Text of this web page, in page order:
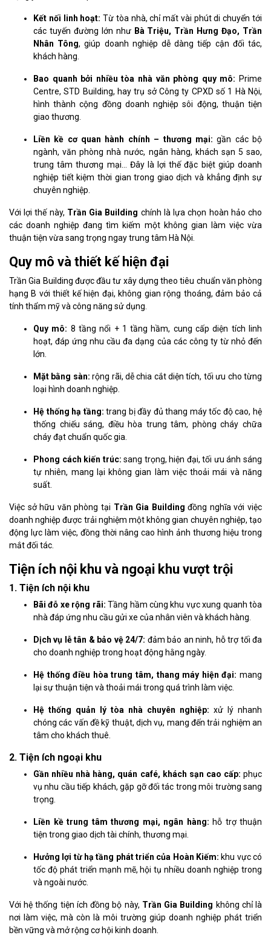
Kết nối linh hoạt: Từ tòa nhà, chỉ mất vài phút di chuyển tới
các tuyến đường lớn như Bà Triệu, Trần Hưng Đạo, Trần
Nhân Tông, giúp doanh nghiệp dễ dàng tiếp cận đối tác,
khách hàng.
Bao quanh bởi nhiều tòa nhà văn phòng quy mô: Prime
Centre, STD Building, hay trụ sở Công ty CPXD số 1 Hà Nội,
hình thành cộng đồng doanh nghiệp sôi động, thuận tiện
giao thương.
Liền kề cơ quan hành chính – thương mại: gần các bộ
ngành, văn phòng nhà nước, ngân hàng, khách sạn 5 sao,
trung tâm thương mại… Đây là lợi thế đặc biệt giúp doanh
nghiệp tiết kiệm thời gian trong giao dịch và khẳng định sự
chuyên nghiệp.
Với lợi thế này, Trần Gia Building chính là lựa chọn hoàn hảo cho
các doanh nghiệp đang tìm kiếm một không gian làm việc vừa
thuận tiện vừa sang trọng ngay trung tâm Hà Nội.
Quy mô và thiết kế hiện đại
Trần Gia Building được đầu tư xây dựng theo tiêu chuẩn văn phòng
hạng B với thiết kế hiện đại, không gian rộng thoáng, đảm bảo cả
tính thẩm mỹ và công năng sử dụng.
Quy mô: 8 tầng nổi + 1 tầng hầm, cung cấp diện tích linh
hoạt, đáp ứng nhu cầu đa dạng của các công ty từ nhỏ đến
lớn.
Mặt bằng sàn: rộng rãi, dễ chia cắt diện tích, tối ưu cho từng
loại hình doanh nghiệp.
Hệ thống hạ tầng: trang bị đầy đủ thang máy tốc độ cao, hệ
thống chiếu sáng, điều hòa trung tâm, phòng cháy chữa
cháy đạt chuẩn quốc gia.
Phong cách kiến trúc: sang trọng, hiện đại, tối ưu ánh sáng
tự nhiên, mang lại không gian làm việc thoải mái và năng
suất.
Việc sở hữu văn phòng tại Trần Gia Building đồng nghĩa với việc
doanh nghiệp được trải nghiệm một không gian chuyên nghiệp, tạo
động lực làm việc, đồng thời nâng cao hình ảnh thương hiệu trong
mắt đối tác.
Tiện ích nội khu và ngoại khu vượt trội
1. Tiện ích nội khu
Bãi đỗ xe rộng rãi: Tầng hầm cùng khu vực xung quanh tòa
nhà đáp ứng nhu cầu gửi xe của nhân viên và khách hàng.
Dịch vụ lễ tân & bảo vệ 24/7: đảm bảo an ninh, hỗ trợ tối đa
cho doanh nghiệp trong hoạt động hằng ngày.
Hệ thống điều hòa trung tâm, thang máy hiện đại: mang
lại sự thuận tiện và thoải mái trong quá trình làm việc.
Hệ thống quản lý tòa nhà chuyên nghiệp: xử lý nhanh
chóng các vấn đề kỹ thuật, dịch vụ, mang đến trải nghiệm an
tâm cho khách thuê.
2. Tiện ích ngoại khu
Gần nhiều nhà hàng, quán café, khách sạn cao cấp: phục
vụ nhu cầu tiếp khách, gặp gỡ đối tác trong môi trường sang
trọng.
Liền kề trung tâm thương mại, ngân hàng: hỗ trợ thuận
tiện trong giao dịch tài chính, thương mại.
Hưởng lợi từ hạ tầng phát triển của Hoàn Kiếm: khu vực có
tốc độ phát triển mạnh mẽ, hội tụ nhiều doanh nghiệp trong
và ngoài nước.
Với hệ thống tiện ích đồng bộ này, Trần Gia Building không chỉ là
nơi làm việc, mà còn là môi trường giúp doanh nghiệp phát triển
bền vững và mở rộng cơ hội kinh doanh.